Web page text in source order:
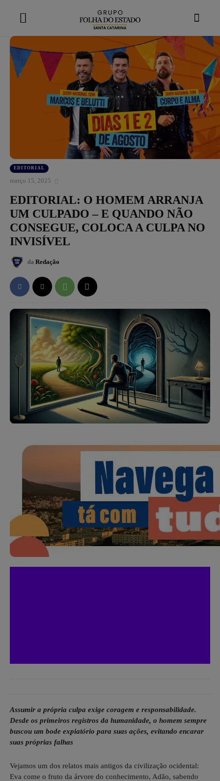
EDITORIAL
março 15, 2025
EDITORIAL: O HOMEM ARRANJA
UM CULPADO – E QUANDO NÃO
CONSEGUE, COLOCA A CULPA NO
INVISÍVEL
da Redação
Assumir a própria culpa exige coragem e responsabilidade.
Desde os primeiros registros da humanidade, o homem sempre
buscou um bode expiatório para suas ações, evitando encarar
suas próprias falhas
Vejamos um dos relatos mais antigos da civilização ocidental:
Eva come o fruto da árvore do conhecimento, Adão, sabendo